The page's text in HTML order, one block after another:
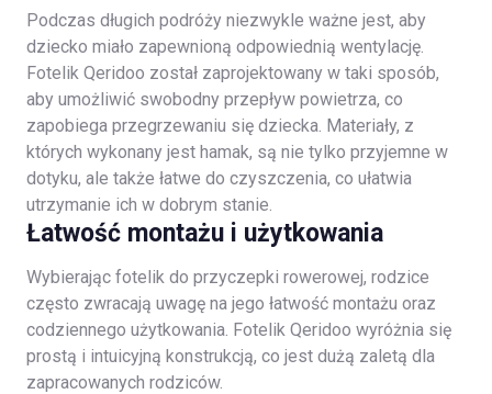
Podczas długich podróży niezwykle ważne jest, aby
dziecko miało zapewnioną odpowiednią wentylację.
Fotelik Qeridoo został zaprojektowany w taki sposób,
aby umożliwić swobodny przepływ powietrza, co
zapobiega przegrzewaniu się dziecka. Materiały, z
których wykonany jest hamak, są nie tylko przyjemne w
dotyku, ale także łatwe do czyszczenia, co ułatwia
utrzymanie ich w dobrym stanie.
Łatwość montażu i użytkowania
Wybierając fotelik do przyczepki rowerowej, rodzice
często zwracają uwagę na jego łatwość montażu oraz
codziennego użytkowania. Fotelik Qeridoo wyróżnia się
prostą i intuicyjną konstrukcją, co jest dużą zaletą dla
zapracowanych rodziców.